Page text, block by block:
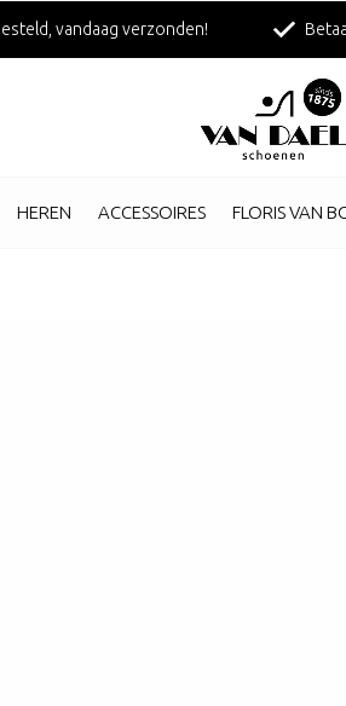
HEREN ACCESSOIRES FLORIS VAN
vandaag verzonden!